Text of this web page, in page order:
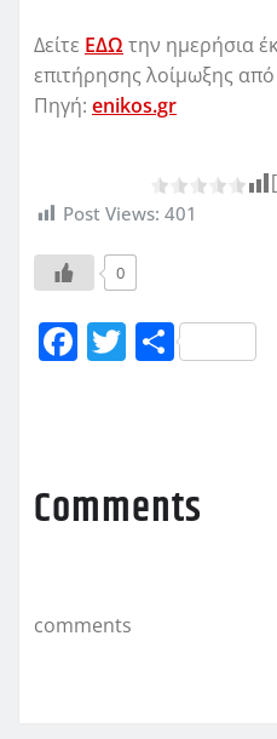
Δείτε ΕΔΩ την ημερήσια
επιτήρησης λοίμωξης
Πηγή: enikos.gr
Post Views: 401
0
F
b
o
k
T
r
Μ
σ
τ
Comments
comments